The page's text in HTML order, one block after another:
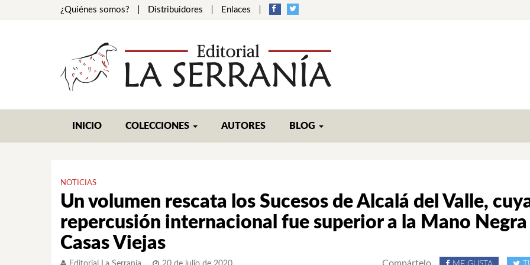
¿Quiénes somos? Distribuidores Enlaces
INICIO COLECCIONES AUTORES BLOG
NOTICIAS
Un volumen rescata los Sucesos de Alcalá del Valle,
repercusión internacional fue superior a la Mano Negra
Casas Viejas